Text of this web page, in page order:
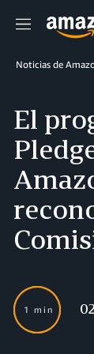
Menú
Noticias de
El
1 min